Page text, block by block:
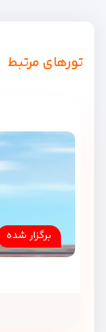
تورهای مرتبط
برگزار شده